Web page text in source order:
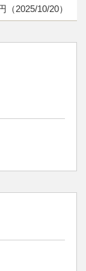
（2025/10/20）